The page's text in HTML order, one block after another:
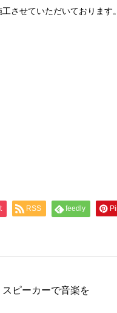
させていただいております
RSS feedly
スピーカーで音楽を